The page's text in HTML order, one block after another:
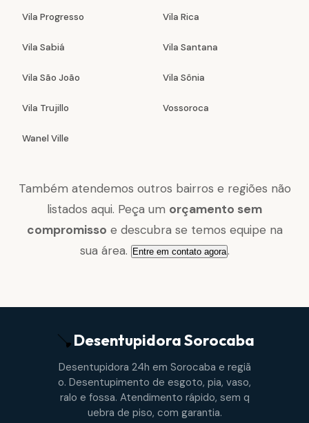
Vila Progresso Vila Rica
Vila Sabiá Vila Santana
Vila São João Vila Sônia
Vila Trujillo Vossoroca
Wanel Ville
Também atendemos outros bairros e regiões não
listados aqui. Peça um orçamento sem
compromisso e descubra se temos equipe na
sua área. Entre em contato agora.
DesentupidoraSorocaba
Desentupidora 24h em Sorocaba e regiã
o. Desentupimento de esgoto, pia, vaso,
ralo e fossa. Atendimento rápido, sem q
uebra de piso, com garantia.